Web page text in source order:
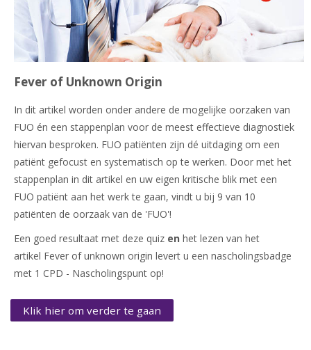
Fever of Unknown Origin
In dit artikel worden onder andere de mogelijke oorzaken van
FUO én een stappenplan voor de meest effectieve diagnostiek
hiervan besproken. FUO patiënten zijn dé uitdaging om een
patiënt gefocust en systematisch op te werken. Door met het
stappenplan in dit artikel en uw eigen kritische blik met een
FUO patiënt aan het werk te gaan, vindt u bij 9 van 10
patiënten de oorzaak van de 'FUO'!
Een goed resultaat met deze quiz en het lezen van het
artikel Fever of unknown origin levert u een nascholingsbadge
met 1 CPD - Nascholingspunt op!
Klik hier om verder te gaan